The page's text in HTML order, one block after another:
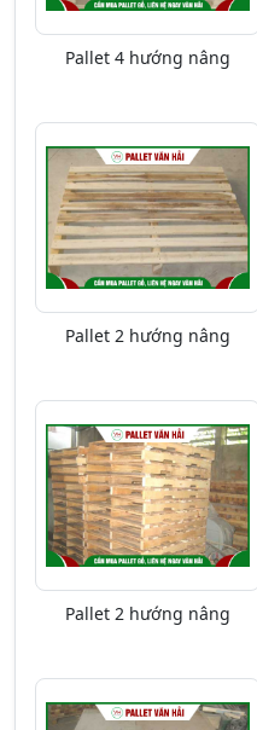
Pallet 4 hướng nâng
Pallet 2 hướng nâng
Pallet 2 hướng nâng